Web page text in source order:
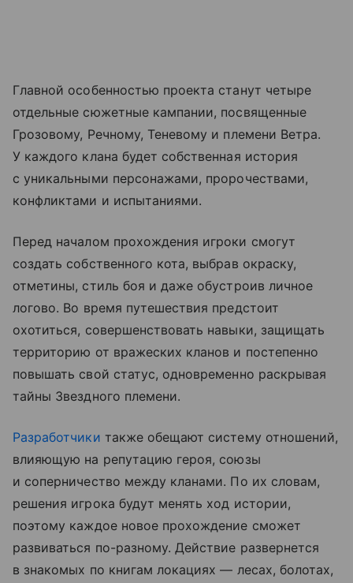
Главной особенностью проекта станут четыре
отдельные сюжетные кампании, посвященные
Грозовому, Речному, Теневому и племени Ветра.
У каждого клана будет собственная история
с уникальными персонажами, пророчествами,
конфликтами и испытаниями.
Перед началом прохождения игроки смогут
создать собственного кота, выбрав окраску,
отметины, стиль боя и даже обустроив личное
логово. Во время путешествия предстоит
охотиться, совершенствовать навыки, защищать
территорию от вражеских кланов и постепенно
повышать свой статус, одновременно раскрывая
тайны Звездного племени.
Разработчики также обещают систему отношений,
влияющую на репутацию героя, союзы
и соперничество между кланами. По их словам,
решения игрока будут менять ход истории,
поэтому каждое новое прохождение сможет
развиваться по-разному. Действие развернется
в знакомых по книгам локациях — лесах, болотах,